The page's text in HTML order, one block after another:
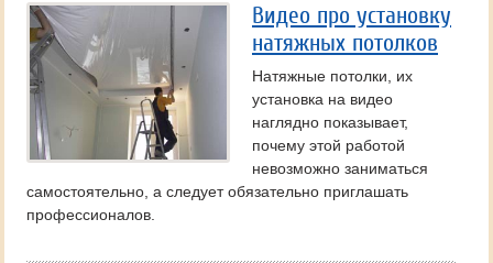
Видео про установку
натяжных потолков
Натяжные потолки, их
установка на видео
наглядно показывает,
почему этой работой
невозможно заниматься
самостоятельно, а следует обязательно приглашать
профессионалов.